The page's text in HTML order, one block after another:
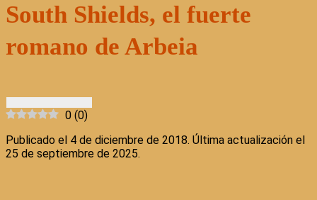
South Shields, el fuerte
romano de Arbeia
0 (0)
Publicado el 4 de diciembre de 2018. Última actualización el
25 de septiembre de 2025.